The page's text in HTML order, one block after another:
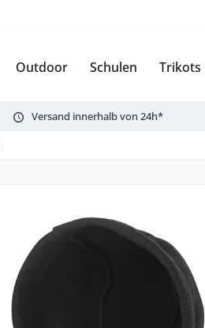
Outdoor Schulen Trikots
Versand innerhalb von 24h*